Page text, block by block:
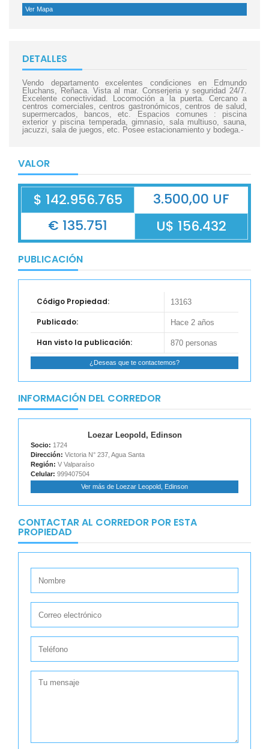
Ver Mapa
DETALLES
Vendo departamento excelentes condiciones en Edmundo
Eluchans, Reñaca. Vista al mar. Conserjeria y seguridad 24/7.
Excelente conectividad. Locomoción a la puerta. Cercano a
centros comerciales, centros gastronómicos, centros de salud,
supermercados, bancos, etc. Espacios comunes : piscina
exterior y piscina temperada, gimnasio, sala multiuso, sauna,
jacuzzi, sala de juegos, etc. Posee estacionamiento y bodega.-
VALOR
$ 142.956.765
3.500,00 UF
€ 135.751
U$ 156.432
PUBLICACIÓN
Código Propiedad: 13163
Publicado: Hace 2 años
Han visto la publicación: 870 personas
¿Deseas que te contactemos?
INFORMACIÓN DEL CORREDOR
Loezar Leopold, Edinson
Socio: 1724
Dirección: Victoria N° 237, Agua Santa
Región: V Valparaíso
Celular: 999407504
Ver más de Loezar Leopold, Edinson
CONTACTAR AL CORREDOR POR ESTA
PROPIEDAD